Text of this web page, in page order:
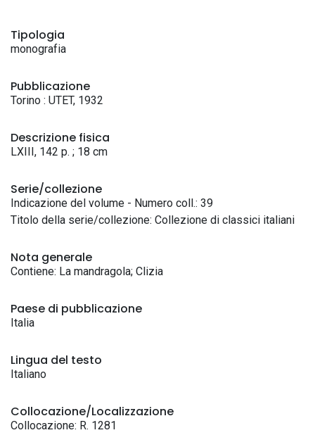
Tipologia
monografia
Pubblicazione
Torino : UTET, 1932
Descrizione fisica
LXIII, 142 p. ; 18 cm
Serie/collezione
Indicazione del volume - Numero coll.: 39
Titolo della serie/collezione: Collezione di classici italiani
Nota generale
Contiene: La mandragola; Clizia
Paese di pubblicazione
Italia
Lingua del testo
Italiano
Collocazione/Localizzazione
Collocazione: R. 1281